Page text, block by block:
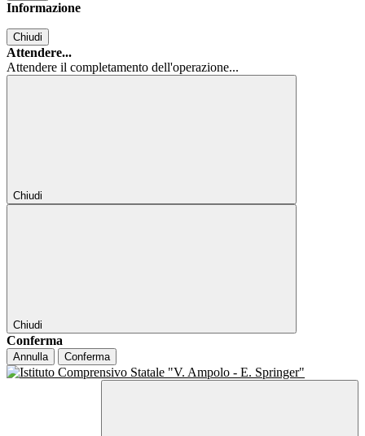
Informazione
Chiudi
Attendere...
Attendere il completamento dell'operazione...
Chiudi
Chiudi
Conferma
Annulla Conferma